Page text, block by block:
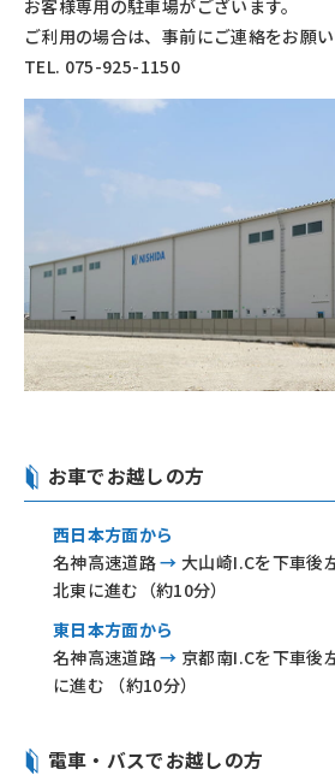
お客様専用の駐車場がございます。
ご利用の場合は、事前にご連絡をお願い
TEL. 075-925-1150
お車でお越しの方
西日本方面から
名神高速道路→ 大山崎I.Cを下車後
北東に進む（約10分）
東日本方面から
名神高速道路→ 京都南I.Cを下車後
に進む （約10分）
電車・バスでお越しの方